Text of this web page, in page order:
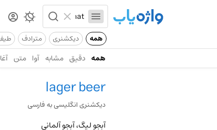
همه دیکشنری مترادف
همه دقیق مشابه آوا متن
lager beer
دیکشنری انگلیسی به فارسی
آبجو لیگ، آبجو آلمانی